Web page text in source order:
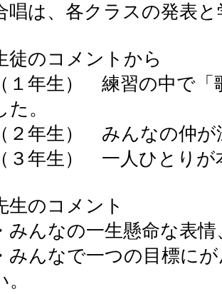
唱は、各クラスの発表
徒のコメントから
（１年生） 練習の中で
た。
（２年生） みんなの仲
（３年生） 一人ひとり
生のコメント
みんなの一生懸命な表
みんなで一つの目標に
。